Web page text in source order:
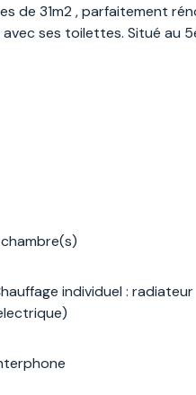
de 31m2 , parfaitement
ses toilettes. Situé au
chambre(s)
individuel : radiateur